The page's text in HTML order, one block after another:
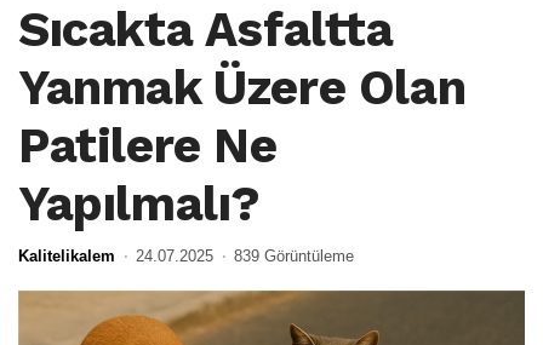
Sıcakta Asfaltta
Yanmak Üzere Olan
Patilere Ne
Yapılmalı?
Kalitelikalem 24.07.2025 839 Görüntüleme